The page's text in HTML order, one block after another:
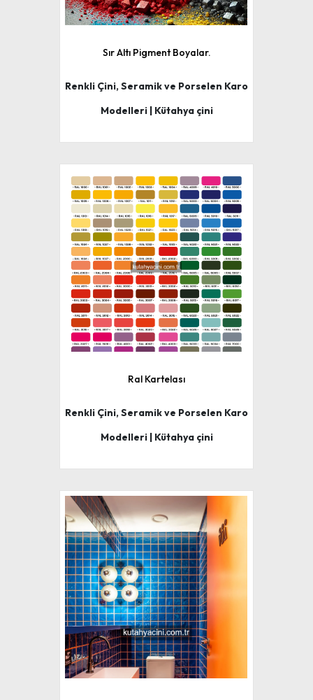
Sır Altı Pigment Boyalar.
Renkli Çini, Seramik ve Porselen Karo
Modelleri | Kütahya çini
Ral Kartelası
Renkli Çini, Seramik ve Porselen Karo
Modelleri | Kütahya çini